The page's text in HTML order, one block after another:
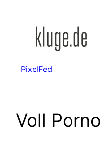
PixelFed
Voll Porno